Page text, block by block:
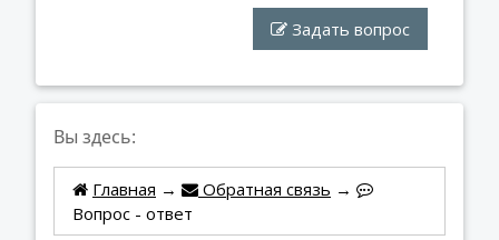
Задать вопрос
Вы здесь:
Главная → Обратная связь →
Вопрос - ответ